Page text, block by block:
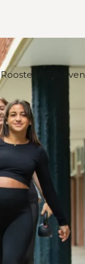
Rooster & Tarieven